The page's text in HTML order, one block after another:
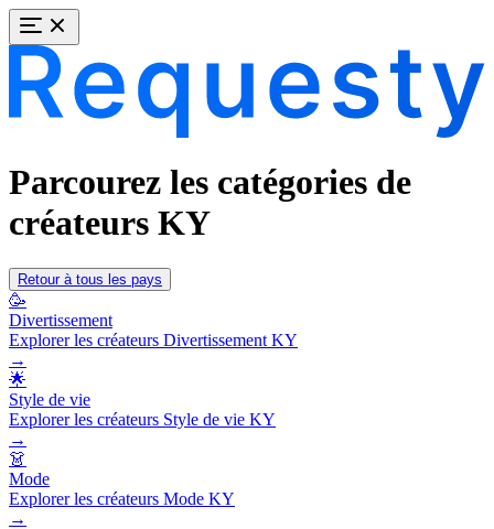
Parcourez les catégories de
créateurs KY
Retour à tous les pays
🥳
Divertissement
Explorer les créateurs Divertissement KY
→
🌟
Style de vie
Explorer les créateurs Style de vie KY
→
👗
Mode
Explorer les créateurs Mode KY
→